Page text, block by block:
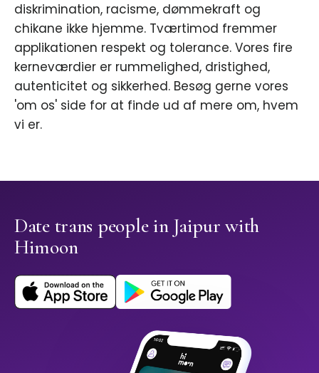
diskrimination, racisme, dømmekraft og
chikane ikke hjemme. Tværtimod fremmer
applikationen respekt og tolerance. Vores fire
kerneværdier er rummelighed, dristighed,
autenticitet og sikkerhed. Besøg gerne vores
'om os' side for at finde ud af mere om, hvem
vi er.
Date trans people in Jaipur with
Himoon